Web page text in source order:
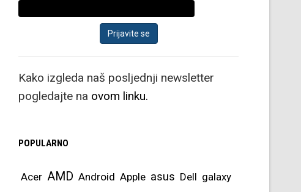
Kako izgleda naš posljednji newsletter
pogledajte na ovom linku.
POPULARNO
Acer AMD Android Apple asus Dell galaxy